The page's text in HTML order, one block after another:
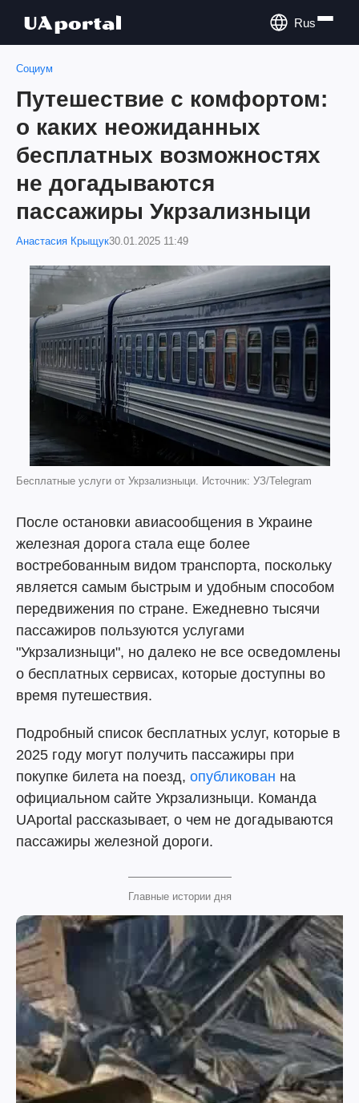
Rus
Социум
Путешествие с комфортом:
о каких неожиданных
бесплатных возможностях
не догадываются
пассажиры Укрзализныци
Анастасия Крыщук30.01.2025 11:49
Бесплатные услуги от Укрзализныци. Источник: УЗ/Telegram
После остановки авиасообщения в Украине
железная дорога стала еще более
востребованным видом транспорта, поскольку
является самым быстрым и удобным способом
передвижения по стране. Ежедневно тысячи
пассажиров пользуются услугами
"Укрзализныци", но далеко не все осведомлены
о бесплатных сервисах, которые доступны во
время путешествия.
Подробный список бесплатных услуг, которые в
2025 году могут получить пассажиры при
покупке билета на поезд, опубликован на
официальном сайте Укрзализныци. Команда
UAportal рассказывает, о чем не догадываются
пассажиры железной дороги.
Главные истории дня